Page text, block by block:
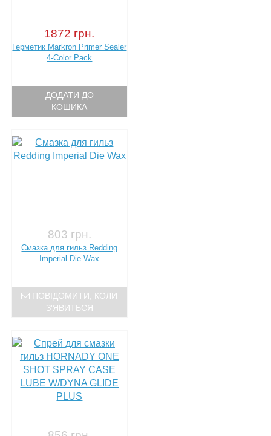
1872 грн.
Герметик Markron Primer Sealer
4-Color Pack
ДОДАТИ ДО
КОШИКА
803 грн.
Смазка для гильз Redding
Imperial Die Wax
ПОВІДОМИТИ, КОЛИ
З'ЯВИТЬСЯ